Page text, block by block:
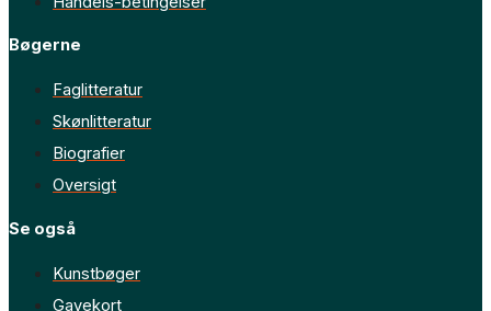
Bøgerne
Faglitteratur
Skønlitteratur
Biografier
Oversigt
Se også
Kunstbøger
Gavekort